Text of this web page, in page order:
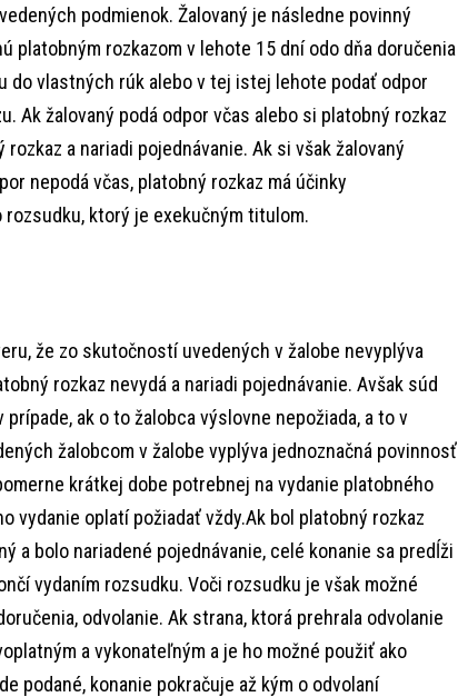
podmienok. Žalovaný je následne povinný
platobným rozkazom v lehote 15 dní odo dňa doručenia
do vlastných rúk alebo v tej istej lehote podať odpor
Ak žalovaný podá odpor včas alebo si platobný rozkaz
a nariadi pojednávanie. Ak si však žalovaný
nepodá včas, platobný rozkaz má účinky
ktorý je exekučným titulom.
že zo skutočností uvedených v žalobe nevyplýva
rozkaz nevydá a nariadi pojednávanie. Avšak súd
ak o to žalobca výslovne nepožiada, a to v
žalobcom v žalobe vyplýva jednoznačná povinnosť
krátkej dobe potrebnej na vydanie platobného
vydanie oplatí požiadať vždy.Ak bol platobný rozkaz
a bolo nariadené pojednávanie, celé konanie sa predĺži
vydaním rozsudku. Voči rozsudku je však možné
odvolanie. Ak strana, ktorá prehrala odvolanie
a vykonateľným a je ho možné použiť ako
podané, konanie pokračuje až kým o odvolaní